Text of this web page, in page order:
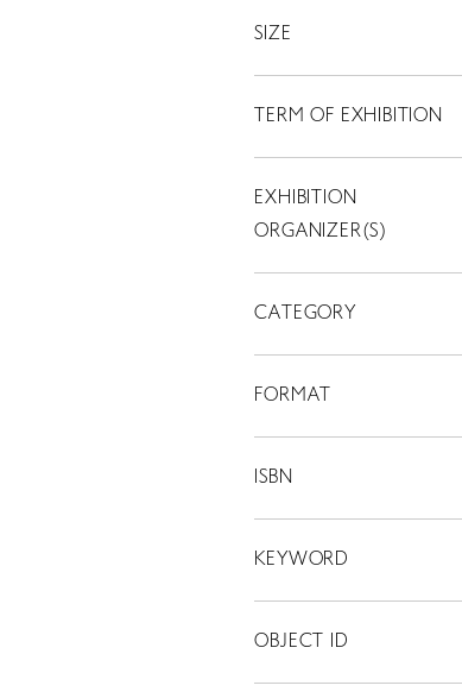
THINK ISLANDS
SIZE
TERM OF EXHIBITION
EXHIBITION
ORGANIZER(S)
CATEGORY
FORMAT
ISBN
KEYWORD
OBJECT ID